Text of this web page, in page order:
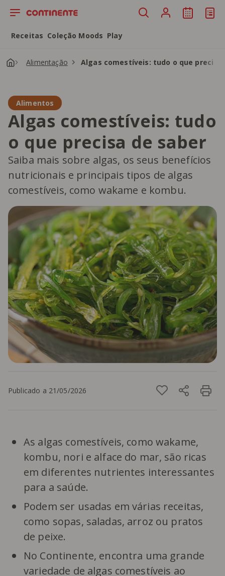
Saltar para o conteúdo principal
Receitas Coleção Moods Play
Alimentação Algas comestíveis: tudo o que precisa
Alimentos
Algas comestíveis: tudo
o que precisa de saber
Saiba mais sobre algas, os seus benefícios
nutricionais e principais tipos de algas
comestíveis, como wakame e kombu.
Publicado a 21/05/2026
As algas comestíveis, como wakame,
kombu, nori e alface do mar, são ricas
em diferentes nutrientes interessantes
para a saúde.
Podem ser usadas em várias receitas,
como sopas, saladas, arroz ou pratos
de peixe.
No Continente, encontra uma grande
variedade de algas comestíveis ao